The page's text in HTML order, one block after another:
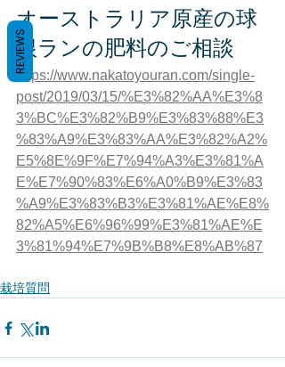
オーストラリア原産の球
根ランの肥料のご相談
https://www.nakatoyouran.com/single-
post/2019/03/15/%E3%82%AA%E3%8
3%BC%E3%82%B9%E3%83%88%E3
%83%A9%E3%83%AA%E3%82%A2%
E5%8E%9F%E7%94%A3%E3%81%A
E%E7%90%83%E6%A0%B9%E3%83
%A9%E3%83%B3%E3%81%AE%E8%
82%A5%E6%96%99%E3%81%AE%E
3%81%94%E7%9B%B8%E8%AB%87
栽培質問
REVIEWS